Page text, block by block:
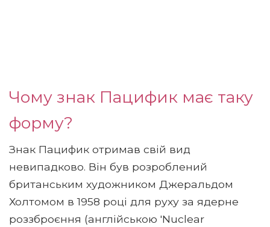
Чому знак Пацифик має таку
форму?
Знак Пацифик отримав свій вид
невипадково. Він був розроблений
британським художником Джеральдом
Холтомом в 1958 році для руху за ядерне
роззброєння (англійською 'Nuclear